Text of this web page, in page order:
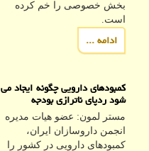
بخش خصوصی را خم کرده
است.
ادامه ...
کمبودهای دارویی چگونه ایجاد می
شود ردپای ناترازی بودجه
مستر لمون: عضو هیات مدیره
انجمن داروسازان ایران،
کمبودهای دارویی در کشور را